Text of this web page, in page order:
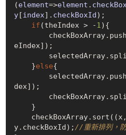
(element=>element .
y[index]. checkBoxId ) ;
if (theIndex > -1){
eIndex] );
    }
else{
dex] );
y.checkBoxId); //重新排列，